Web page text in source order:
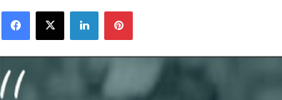
Facebook
X LinkedInPinterest